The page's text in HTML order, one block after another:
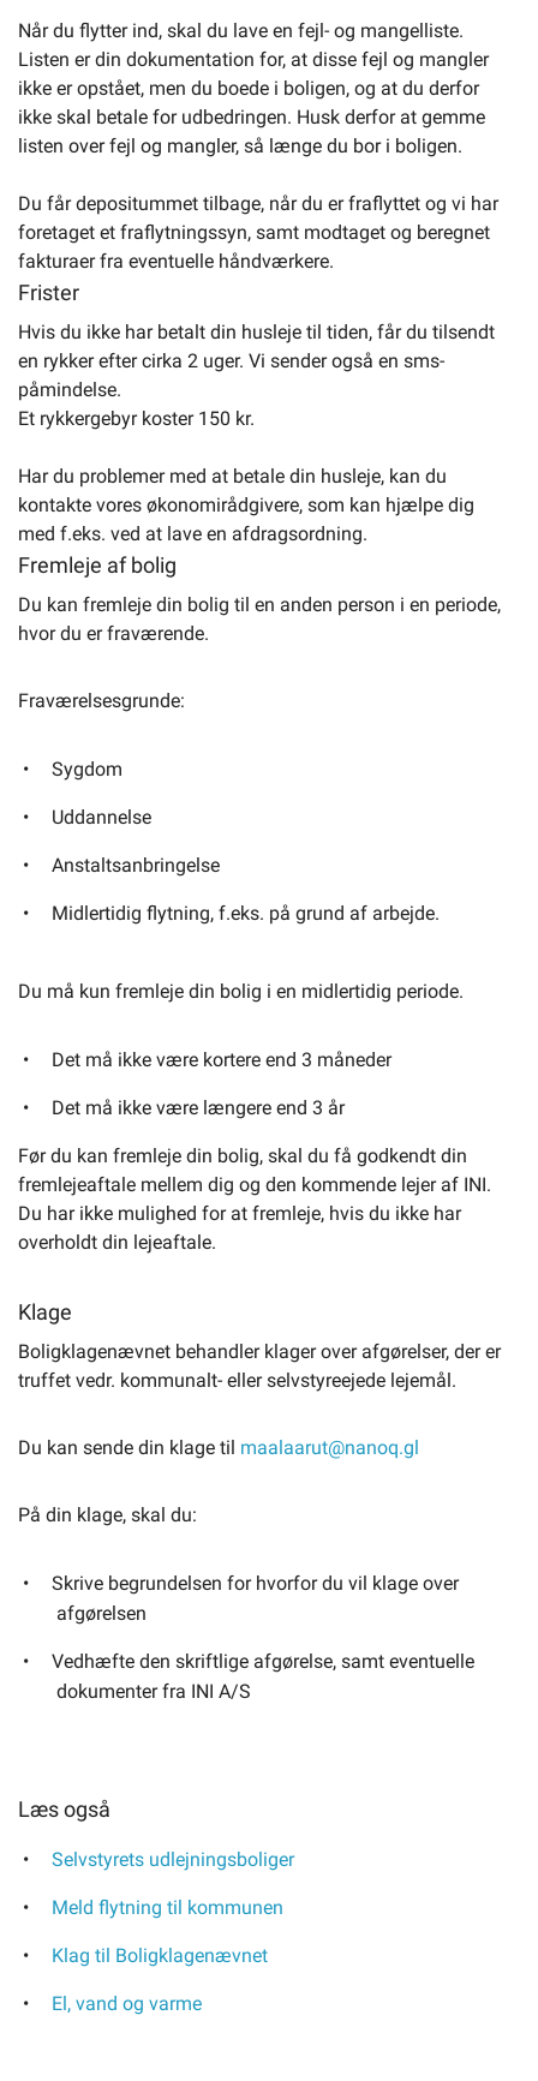
Når du flytter ind, skal du lave en fejl- og mangelliste.
Listen er din dokumentation for, at disse fejl og mangler
ikke er opstået, men du boede i boligen, og at du derfor
ikke skal betale for udbedringen. Husk derfor at gemme
listen over fejl og mangler, så længe du bor i boligen.
Du får depositummet tilbage, når du er fraflyttet og vi har
foretaget et fraflytningssyn, samt modtaget og beregnet
fakturaer fra eventuelle håndværkere.
Frister
Hvis du ikke har betalt din husleje til tiden, får du tilsendt
en rykker efter cirka 2 uger. Vi sender også en sms-
påmindelse.
Et rykkergebyr koster 150 kr.
Har du problemer med at betale din husleje, kan du
kontakte vores økonomirådgivere, som kan hjælpe dig
med f.eks. ved at lave en afdragsordning.
Fremleje af bolig
Du kan fremleje din bolig til en anden person i en periode,
hvor du er fraværende.
Fraværelsesgrunde:
Sygdom
Uddannelse
Anstaltsanbringelse
Midlertidig flytning, f.eks. på grund af arbejde.
Du må kun fremleje din bolig i en midlertidig periode.
Det må ikke være kortere end 3 måneder
Det må ikke være længere end 3 år
Før du kan fremleje din bolig, skal du få godkendt din
fremlejeaftale mellem dig og den kommende lejer af INI.
Du har ikke mulighed for at fremleje, hvis du ikke har
overholdt din lejeaftale.
Klage
Boligklagenævnet behandler klager over afgørelser, der er
truffet vedr. kommunalt- eller selvstyreejede lejemål.
Du kan sende din klage til maalaarut@nanoq.gl
På din klage, skal du:
Skrive begrundelsen for hvorfor du vil klage over
afgørelsen
Vedhæfte den skriftlige afgørelse, samt eventuelle
dokumenter fra INI A/S
Læs også
Selvstyrets udlejningsboliger
Meld flytning til kommunen
Klag til Boligklagenævnet
El, vand og varme